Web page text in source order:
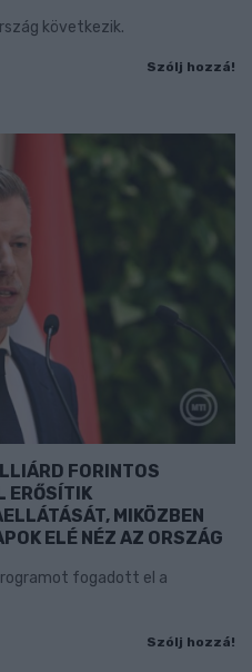
következik.
Szólj hozzá!
FORINTOS
ERŐSÍTIK
MIKÖZBEN
ELÉ NÉZ AZ ORSZÁG
fogadott el a
Szólj hozzá!